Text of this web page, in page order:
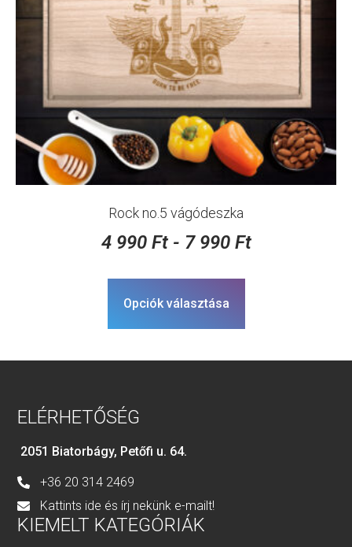
Rock no.5 vágódeszka
4 990 Ft- 7 990 Ft
Opciók választása
ELÉRHETŐSÉG
2051 Biatorbágy, Petőfi u. 64.
+36 20 314 2469
Kattints ide és írj nekünk e-mailt!
KIEMELT KATEGÓRIÁK